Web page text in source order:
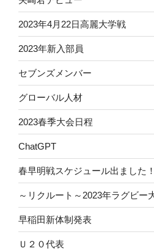
2023年4月22日高麗大学戦
2023年新入部員
セブンズメンバー
グローバル人材
2023春季大会日程
ChatGPT
春早明戦スケジュール出ました！
～リクルート～2023年ラグビー
早稲田新体制発表
Ｕ２０代表